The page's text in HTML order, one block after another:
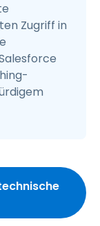
Zugriff in